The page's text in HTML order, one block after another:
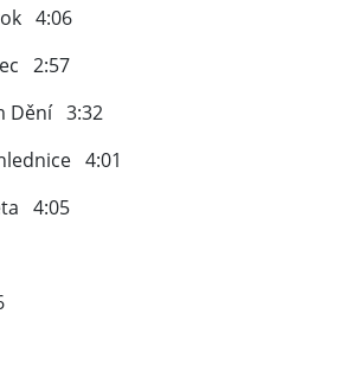
4:06
2:57
Dění 3:32
4:01
4:05